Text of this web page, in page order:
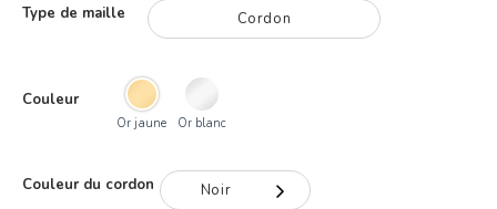
Or 18K
Type de maille Cordon
Couleur
Or jaune Or blanc
Couleur du cordon Noir